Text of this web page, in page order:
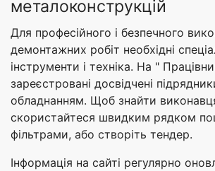
металоконструкцій
Для професійного і безпечного
демонтажних робіт необхідні
інструменти і техніка. На "
зареєстровані досвідчені
обладнанням. Щоб знайти
скористайтеся швидким рядком
фільтрами, або створіть тендер.
Інформація на сайті регулярно